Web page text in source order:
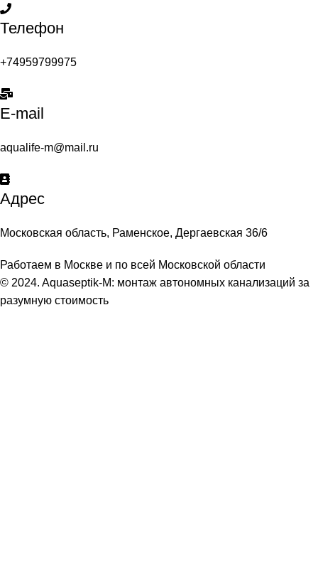
Телефон
+74959799975
E-mail
aqualife-m@mail.ru
Адрес
Московская область, Раменское, Дергаевская 36/6
Работаем в Москве и по всей Московской области
© 2024. Aquaseptik-M: монтаж автономных канализаций за
разумную стоимость